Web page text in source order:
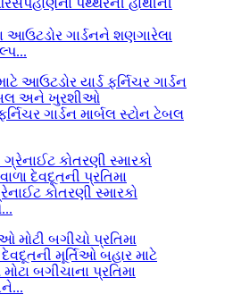
આઉટડોર ગાર્ડનને શણગારેલા
ગાર્ડન માર્બલ સ્ટોન ટેબલ
કોતરણી સ્મારકો
બગીચાના પ્રતિમા